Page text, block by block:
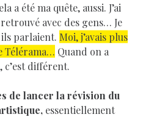
a été ma quête, aussi. J’ai
avec des gens… Je
parlaient. Moi, j’avais plus
Télérama… Quand on a
c’est différent.
de lancer la révision du
essentiellement